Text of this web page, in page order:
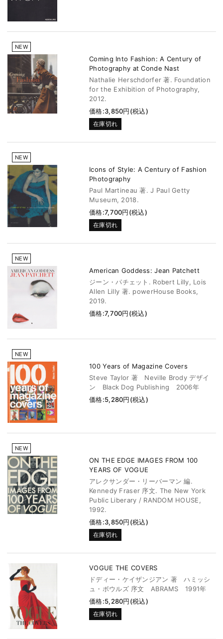
NEW
Coming Into Fashion: A Century of
Photography at Conde Nast
Nathalie Herschdorfer 著. Foundation
for the Exhibition of Photography,
2012.
価格:3,850円(税込)
在庫切れ
NEW
Icons of Style: A Century of Fashion
Photography
Paul Martineau 著. J Paul Getty
Museum, 2018.
価格:7,700円(税込)
在庫切れ
NEW
American Goddess: Jean Patchett
ジーン・パチェット. Robert Lilly, Lois
Allen Lilly 著. powerHouse Books,
2019.
価格:7,700円(税込)
NEW
100 Years of Magazine Covers
Steve Taylor 著 Neville Brody デザイ
ン Black Dog Publishing 2006年
価格:5,280円(税込)
NEW
ON THE EDGE IMAGES FROM 100
YEARS OF VOGUE
アレクサンダー・リーバーマン 編.
Kennedy Fraser 序文. The New York
Public Liberary / RANDOM HOUSE,
1992.
価格:3,850円(税込)
在庫切れ
VOGUE THE COVERS
ドディー・ケイザンジアン 著 ハミッシ
ュ・ボウルズ 序文 ABRAMS 1991年
価格:5,280円(税込)
在庫切れ